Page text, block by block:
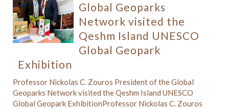
Global Geoparks
Network visited the
Qeshm Island UNESCO
Global Geopark
Exhibition
Professor Nickolas C. Zouros President of the Global
Geoparks Network visited the Qeshm Island UNESCO
Global Geopark ExhibitionProfessor Nickolas C. Zouros